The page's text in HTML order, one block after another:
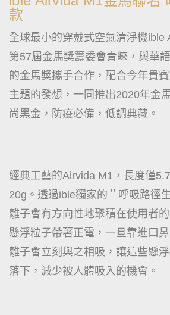
款
全球最小的穿戴式空氣清淨機ible
第57屆金馬獎籌委會青睞，與華
的金馬獎攜手合作，配合今年貴
主題的發想，一同推出2020年金
尚黑金，防疫必備，低調典藏。
經典工藝的Airvida M1，長度僅
20g。透過ible獨家的＂呼吸路徑
離子會有方向性地聚積在使用者
懸浮粒子帶著正電，一旦靠進口
離子會立刻與之相吸，讓這些懸
落下，減少被人體吸入的機會。